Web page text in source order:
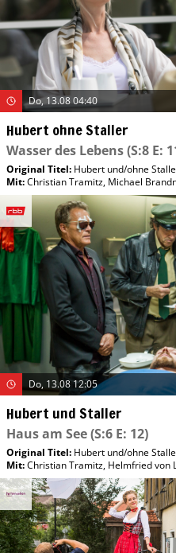
Do, 13.08 04:40
Hubert ohne Staller
Wasser des Lebens(S:8 E:
Original Titel: Hubert und/​ohne
Mit:Christian Tramitz, Michael
Do, 13.08 12:05
Hubert und Staller
Haus am See(S:6 E: 12)
Original Titel: Hubert und/​ohne
Mit:Christian Tramitz, Helmfried von